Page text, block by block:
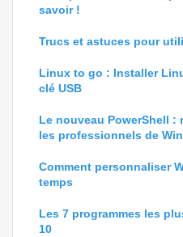
savoir !
Trucs et astuces pour
Linux to go : Installer
clé USB
Le nouveau PowerShell
les professionnels de
Comment personnaliser
temps
Les 7 programmes les
10